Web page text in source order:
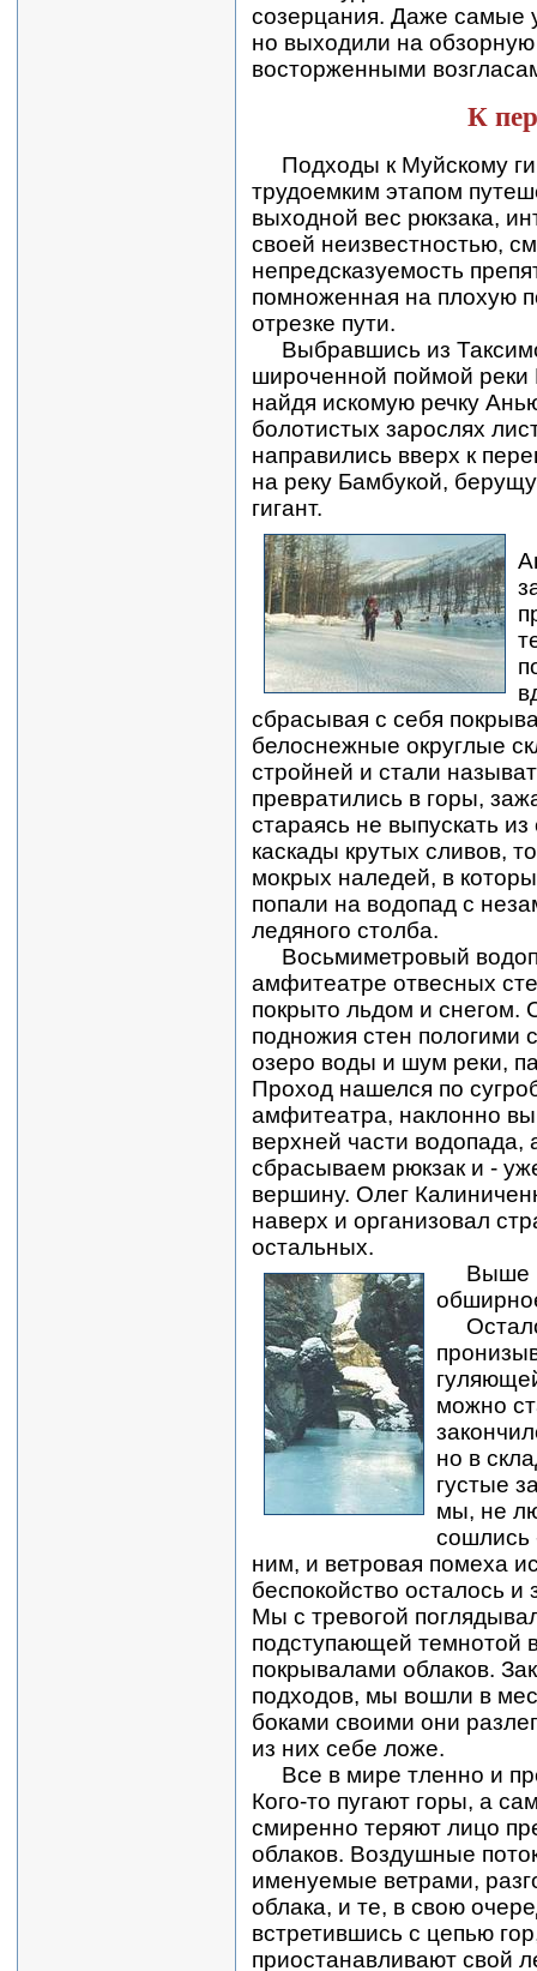
созерцания. Даже самые
но выходили на обзорную
восторженными
К
Подходы к Муйскому
трудоемким этапом
выходной вес рюкзака,
своей неизвестностью,
непредсказуемость
помноженная на плохую
отрезке пути.
Выбравшись из
широченной поймой реки
найдя искомую речку
болотистых зарослях
направились вверх к
на реку Бамбукой,
гигант.
сбрасывая с себя
белоснежные округлые
стройней и стали
превратились в горы,
стараясь не выпускать
каскады крутых сливов,
мокрых наледей, в
попали на водопад с
ледяного столба.
Восьмиметровый
амфитеатре отвесных
покрыто льдом и снегом.
подножия стен пологими
озеро воды и шум реки,
Проход нашелся по
амфитеатра, наклонно
верхней части водопада,
сбрасываем рюкзак и -
вершину. Олег
наверх и организовал
остальных.
Выше
можно
но в
густые
мы, не
сошлись
ним, и ветровая помеха
беспокойство осталось
Мы с тревогой
подступающей темнотой
покрывалами облаков.
подходов, мы вошли в
боками своими они
из них себе ложе.
Все в мире тленно и
Кого-то пугают горы, а
смиренно теряют лицо
облаков. Воздушные
именуемые ветрами,
облака, и те, в свою
встретившись с цепью
приостанавливают свой